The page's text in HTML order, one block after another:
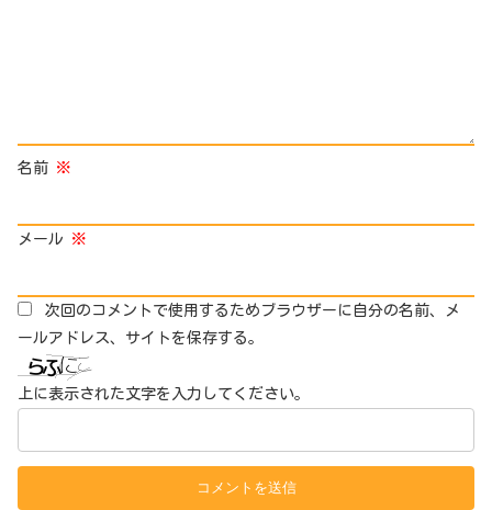
名前 ※
メール ※
次回のコメントで使用するためブラウザーに自分の名前、メ
ールアドレス、サイトを保存する。
上に表示された文字を入力してください。